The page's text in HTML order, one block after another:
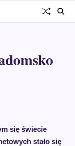
się świecie
stało się